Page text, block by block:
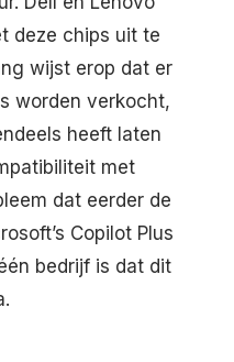
deze chips uit te
wijst erop dat er
worden verkocht,
heeft laten
met
dat eerder de
Copilot Plus
bedrijf is dat dit